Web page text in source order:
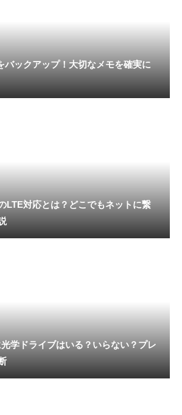
ックアップ！大切なメモを確実に
LTE対応とは？どこでもネットに繋
学ドライブはいる？いらない？プレ